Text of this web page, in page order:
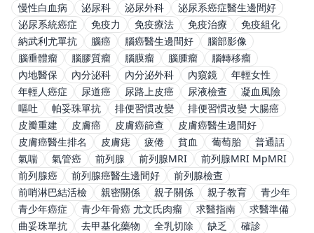
慢性白血病
泌尿科 泌尿外科
泌尿系癌症醫生邊間好
泌尿系統癌症
免疫力 免疫療法 免疫治療
免疫組化
納武利尤單抗
腦癌 腦癌醫生邊間好
腦部影像
腦垂體瘤
腦膠質瘤 腦膜瘤 腦腫瘤
腦轉移瘤
內地醫保
內分泌科 內分泌外科 內窺鏡
年輕女性
年輕人癌症
尿道癌 尿路上皮癌 尿液檢查
凝血風險
嘔吐
帕妥珠單抗 排便習慣改變
排便習慣改變 大腸癌
皮瓣重建
皮膚癌 皮膚癌篩查
皮膚癌醫生邊間好
皮膚癌醫生排名
皮膚痣 疲倦 貧血 葡萄胎
普通話
氣喘
氣管癌 前列腺 前列腺MRI
前列腺MRI MpMRI
前列腺癌
前列腺癌醫生邊間好
前列腺檢查
前哨淋巴結活檢
親密關係 親子關係 親子教育
青少年
青少年癌症
青少年骨癌 尤文氏肉瘤 求醫指南
求醫準備
曲妥珠單抗
去甲基化藥物 全乳切除 缺乏
確診